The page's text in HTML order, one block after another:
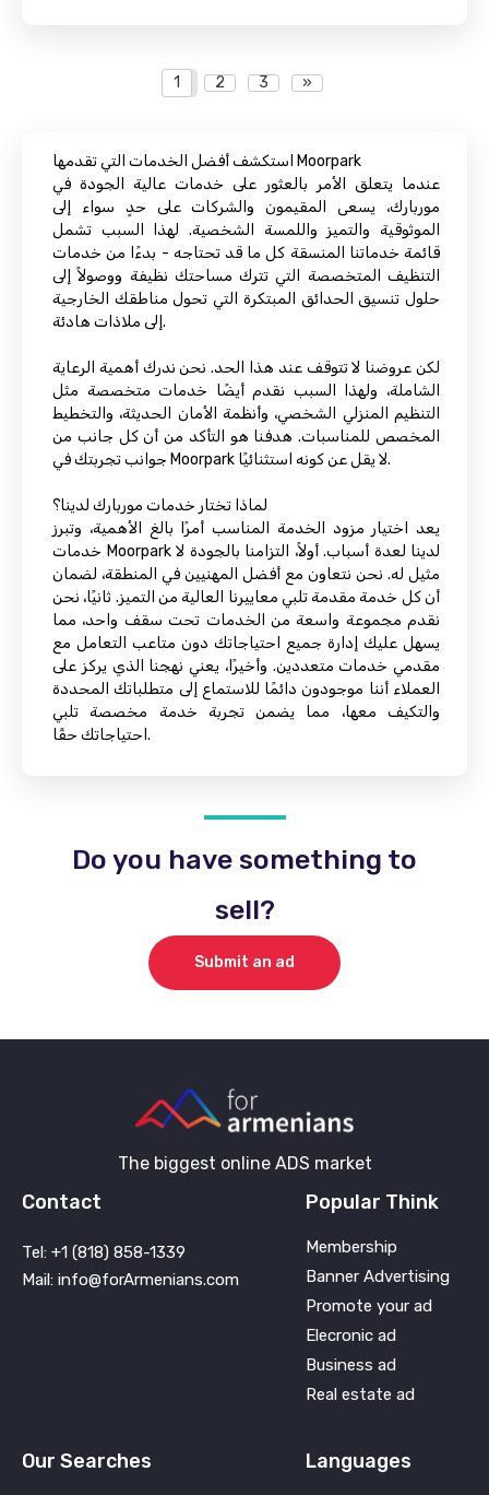
1 2 3 »
استكشف أفضل الخدمات التي تقدمها Moorpark
عندما يتعلق الأمر بالعثور على خدمات عالية الجودة في
موربارك، يسعى المقيمون والشركات على حدٍ سواء إلى
الموثوقية والتميز واللمسة الشخصية. لهذا السبب تشمل
قائمة خدماتنا المنسقة كل ما قد تحتاجه - بدءًا من خدمات
التنظيف المتخصصة التي تترك مساحتك نظيفة ووصولاً إلى
حلول تنسيق الحدائق المبتكرة التي تحول مناطقك الخارجية
إلى ملاذات هادئة.
لكن عروضنا لا تتوقف عند هذا الحد. نحن ندرك أهمية الرعاية
الشاملة، ولهذا السبب نقدم أيضًا خدمات متخصصة مثل
التنظيم المنزلي الشخصي، وأنظمة الأمان الحديثة، والتخطيط
المخصص للمناسبات. هدفنا هو التأكد من أن كل جانب من
جوانب تجربتك في Moorpark لا يقل عن كونه استثنائيًا.
لماذا تختار خدمات موربارك لدينا؟
يعد اختيار مزود الخدمة المناسب أمرًا بالغ الأهمية، وتبرز
خدمات Moorpark لدينا لعدة أسباب. أولاً، التزامنا بالجودة لا
مثيل له. نحن نتعاون مع أفضل المهنيين في المنطقة، لضمان
أن كل خدمة مقدمة تلبي معاييرنا العالية من التميز. ثانيًا، نحن
نقدم مجموعة واسعة من الخدمات تحت سقف واحد، مما
يسهل عليك إدارة جميع احتياجاتك دون متاعب التعامل مع
مقدمي خدمات متعددين. وأخيرًا، يعني نهجنا الذي يركز على
العملاء أننا موجودون دائمًا للاستماع إلى متطلباتك المحددة
والتكيف معها، مما يضمن تجربة خدمة مخصصة تلبي
احتياجاتك حقًا.
Do you have something to
sell?
Submit an ad
The biggest online ADS market
Contact
Tel: +1 (818) 858-1339
Mail: info@forArmenians.com
Popular Think
Membership
Banner Advertising
Promote your ad
Elecronic ad
Business ad
Real estate ad
Our Searches Languages